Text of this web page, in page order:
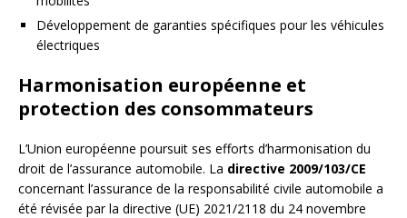
Développement de garanties spécifiques pour les véhicules
électriques
Harmonisation européenne et
protection des consommateurs
L’Union européenne poursuit ses efforts d’harmonisation du
droit de l’assurance automobile. La directive 2009/103/CE
concernant l’assurance de la responsabilité civile automobile a
été révisée par la directive (UE) 2021/2118 du 24 novembre